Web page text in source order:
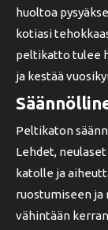
huoltoa
kotiasi
peltikatto tulee
ja kestää
Peltikaton
Lehdet,
katolle ja
ruostumiseen ja
vähintään